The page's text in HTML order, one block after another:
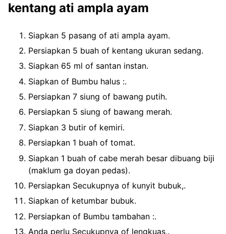
kentang ati ampla ayam
Siapkan 5 pasang of ati ampla ayam.
Persiapkan 5 buah of kentang ukuran sedang.
Siapkan 65 ml of santan instan.
Siapkan of Bumbu halus :.
Persiapkan 7 siung of bawang putih.
Persiapkan 5 siung of bawang merah.
Siapkan 3 butir of kemiri.
Persiapkan 1 buah of tomat.
Siapkan 1 buah of cabe merah besar dibuang biji
(maklum ga doyan pedas).
Persiapkan Secukupnya of kunyit bubuk,.
Siapkan of ketumbar bubuk.
Persiapkan of Bumbu tambahan :.
Anda perlu Secukupnya of lengkuas,.